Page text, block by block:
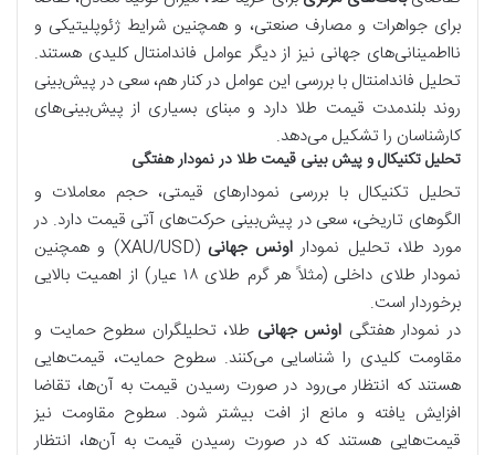
برای جواهرات و مصارف صنعتی، و همچنین شرایط ژئوپلیتیکی و
نااطمینانی‌های جهانی نیز از دیگر عوامل فاندامنتال کلیدی هستند.
تحلیل فاندامنتال با بررسی این عوامل در کنار هم، سعی در پیش‌بینی
روند بلندمدت قیمت طلا دارد و مبنای بسیاری از پیش‌بینی‌های
کارشناسان را تشکیل می‌دهد.
تحلیل تکنیکال و پیش بینی قیمت طلا در نمودار هفتگی
تحلیل تکنیکال با بررسی نمودارهای قیمتی، حجم معاملات و
الگوهای تاریخی، سعی در پیش‌بینی حرکت‌های آتی قیمت دارد. در
مورد طلا، تحلیل نمودار اونس جهانی
(XAU/USD) و همچنین
نمودار طلای داخلی (مثلاً هر گرم طلای ۱۸ عیار) از اهمیت بالایی
برخوردار است.
در نمودار هفتگی اونس جهانی طلا، تحلیلگران سطوح حمایت و
مقاومت کلیدی را شناسایی می‌کنند. سطوح حمایت، قیمت‌هایی
هستند که انتظار می‌رود در صورت رسیدن قیمت به آن‌ها، تقاضا
افزایش یافته و مانع از افت بیشتر شود. سطوح مقاومت نیز
قیمت‌هایی هستند که در صورت رسیدن قیمت به آن‌ها، انتظار